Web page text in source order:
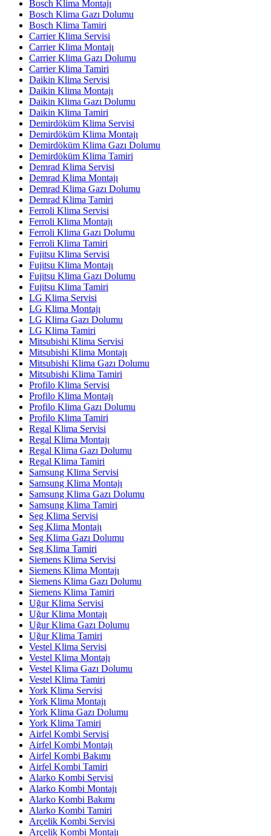
Bosch Klima Montajı
Bosch Klima Gazı Dolumu
Bosch Klima Tamiri
Carrier Klima Servisi
Carrier Klima Montajı
Carrier Klima Gazı Dolumu
Carrier Klima Tamiri
Daikin Klima Servisi
Daikin Klima Montajı
Daikin Klima Gazı Dolumu
Daikin Klima Tamiri
Demirdöküm Klima Servisi
Demirdöküm Klima Montajı
Demirdöküm Klima Gazı Dolumu
Demirdöküm Klima Tamiri
Demrad Klima Servisi
Demrad Klima Montajı
Demrad Klima Gazı Dolumu
Demrad Klima Tamiri
Ferroli Klima Servisi
Ferroli Klima Montajı
Ferroli Klima Gazı Dolumu
Ferroli Klima Tamiri
Fujitsu Klima Servisi
Fujitsu Klima Montajı
Fujitsu Klima Gazı Dolumu
Fujitsu Klima Tamiri
LG Klima Servisi
LG Klima Montajı
LG Klima Gazı Dolumu
LG Klima Tamiri
Mitsubishi Klima Servisi
Mitsubishi Klima Montajı
Mitsubishi Klima Gazı Dolumu
Mitsubishi Klima Tamiri
Profilo Klima Servisi
Profilo Klima Montajı
Profilo Klima Gazı Dolumu
Profilo Klima Tamiri
Regal Klima Servisi
Regal Klima Montajı
Regal Klima Gazı Dolumu
Regal Klima Tamiri
Samsung Klima Servisi
Samsung Klima Montajı
Samsung Klima Gazı Dolumu
Samsung Klima Tamiri
Seg Klima Servisi
Seg Klima Montajı
Seg Klima Gazı Dolumu
Seg Klima Tamiri
Siemens Klima Servisi
Siemens Klima Montajı
Siemens Klima Gazı Dolumu
Siemens Klima Tamiri
Uğur Klima Servisi
Uğur Klima Montajı
Uğur Klima Gazı Dolumu
Uğur Klima Tamiri
Vestel Klima Servisi
Vestel Klima Montajı
Vestel Klima Gazı Dolumu
Vestel Klima Tamiri
York Klima Servisi
York Klima Montajı
York Klima Gazı Dolumu
York Klima Tamiri
Airfel Kombi Servisi
Airfel Kombi Montajı
Airfel Kombi Bakımı
Airfel Kombi Tamiri
Alarko Kombi Servisi
Alarko Kombi Montajı
Alarko Kombi Bakımı
Alarko Kombi Tamiri
Arçelik Kombi Servisi
Arçelik Kombi Montajı